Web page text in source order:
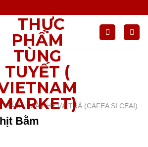
/ CÀ PHÊ VÀ TRÀ (CAFEA SI CEAI)
Bằm